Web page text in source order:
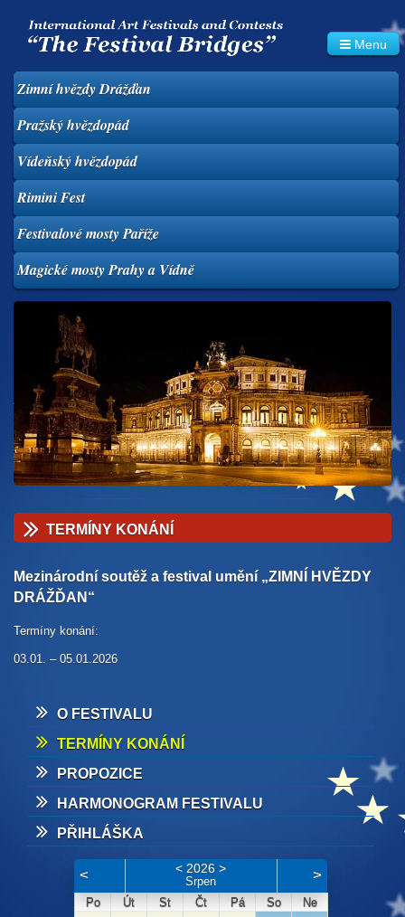
Menu
Zimní hvězdyDrážďan
Pražský hvězdopád
Vídeňský hvězdopád
Rimini Fest
Festivalovémosty Paříže
Magické mostyPrahy a Vídně
TERMÍNY KONÁNÍ
Mezinárodní soutěž a festival umění „ZIMNÍ HVĚZDY
DRÁŽĎAN“
Termíny konání:
03.01. – 05.01.2026
O FESTIVALU
TERMÍNY KONÁNÍ
PROPOZICE
HARMONOGRAM FESTIVALU
PŘIHLÁŠKA
< < 2026>
Srpen >
Po Út St Čt Pá So Ne